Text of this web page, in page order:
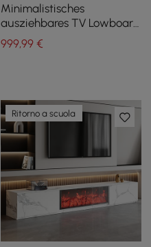
Minimalistisches
ausziehbares TV Lowboard
& Couchtisch Set Quoint
999,99€
Ritorno a scuola